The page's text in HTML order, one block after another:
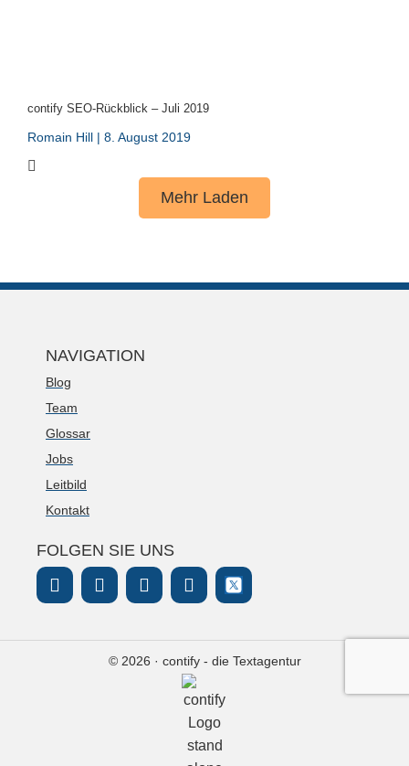
contify SEO-Rückblick – Juli 2019
Romain Hill 8. August 2019
Mehr Laden
NAVIGATION
Blog
Team
Glossar
Jobs
Leitbild
Kontakt
FOLGEN SIE UNS
© 2026 · contify - die Textagentur